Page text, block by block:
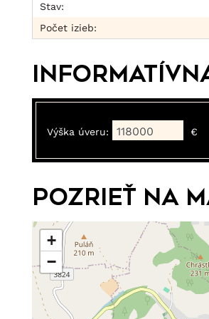
Stav:
Počet izieb:
Výška úveru: €
Pozrieť na
+
−